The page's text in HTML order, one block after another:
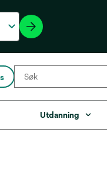
Utdanning